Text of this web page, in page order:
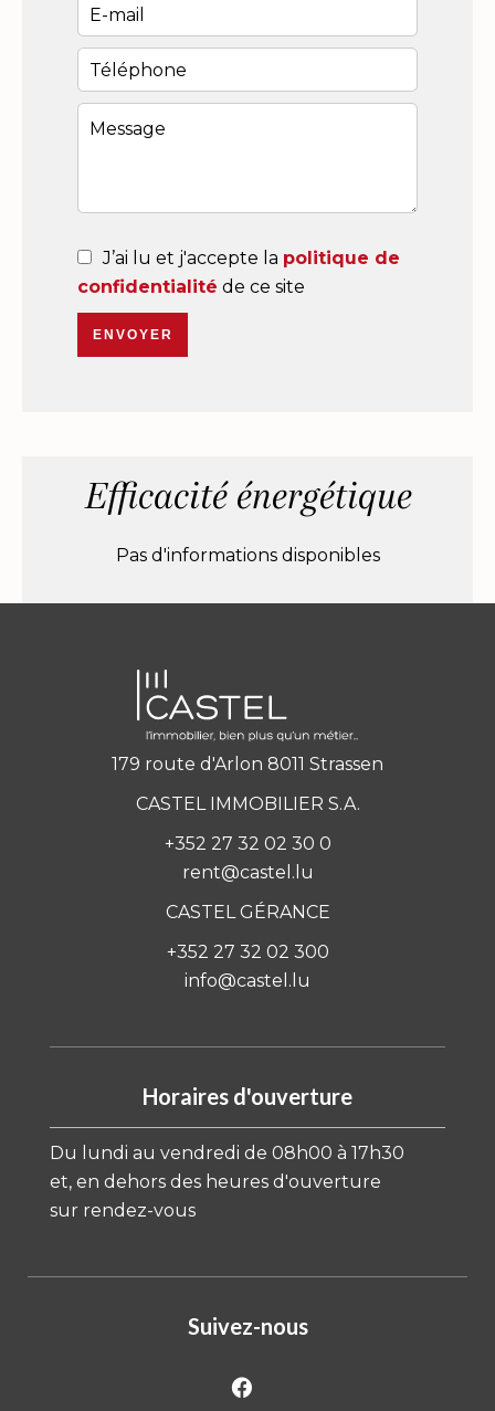
J’ai lu et j'accepte la politique de
confidentialité de ce site
ENVOYER
Efficacité énergétique
Pas d'informations disponibles
179 route d'Arlon 8011 Strassen
CASTEL IMMOBILIER S.A.
+352 27 32 02 30 0
rent@castel.lu
CASTEL GÉRANCE
+352 27 32 02 300
info@castel.lu
Horaires d'ouverture
Du lundi au vendredi de 08h00 à 17h30
et, en dehors des heures d'ouverture
sur rendez-vous
Suivez-nous